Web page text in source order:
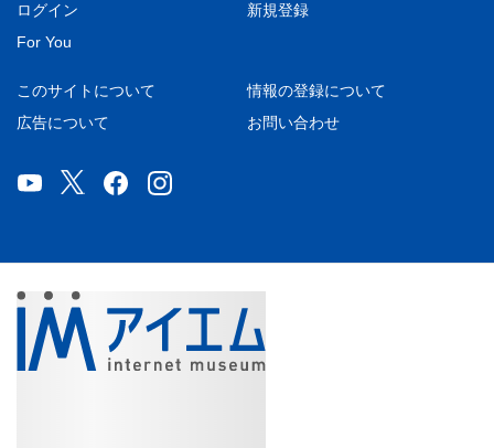
ログイン
新規登録
For You
このサイトについて
情報の登録について
広告について
お問い合わせ